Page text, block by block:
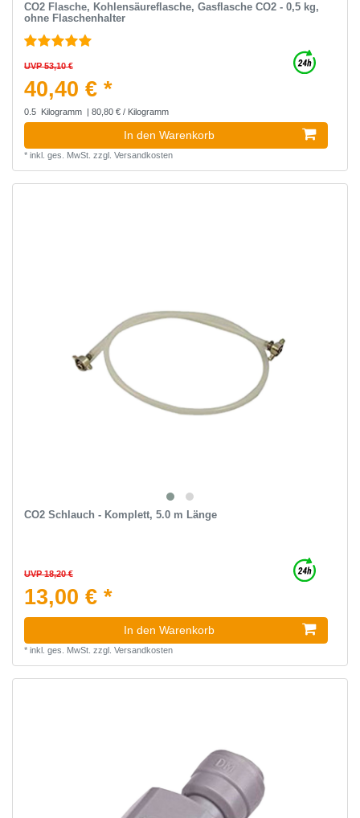
CO2 Flasche, Kohlensäureflasche, Gasflasche CO2 - 0,5 kg,
ohne Flaschenhalter
UVP 53,10 €
40,40 € *
0.5 Kilogramm | 80,80 € / Kilogramm
In den Warenkorb
* inkl. ges. MwSt. zzgl. Versandkosten
CO2 Schlauch - Komplett, 5.0 m Länge
UVP 18,20 €
13,00 € *
In den Warenkorb
* inkl. ges. MwSt. zzgl. Versandkosten